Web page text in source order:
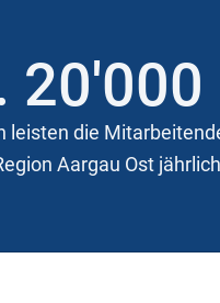
20'000
leisten die
Aargau Ost